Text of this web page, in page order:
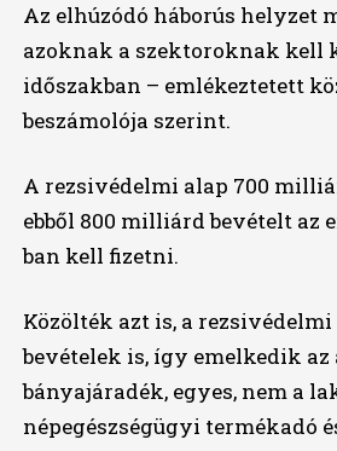
Az elhúzódó háborús helyzet
azoknak a szektoroknak kell
időszakban – emlékeztetett
beszámolója szerint.
A rezsivédelmi alap 700
ebből 800 milliárd bevételt az
ban kell fizetni.
Közölték azt is, a
bevételek is, így emelkedik
bányajáradék, egyes, nem a
népegészségügyi termékadó